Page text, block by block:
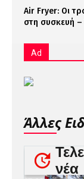
Air Fryer: Οι
στη συσκευή –
Ad
Άλλες